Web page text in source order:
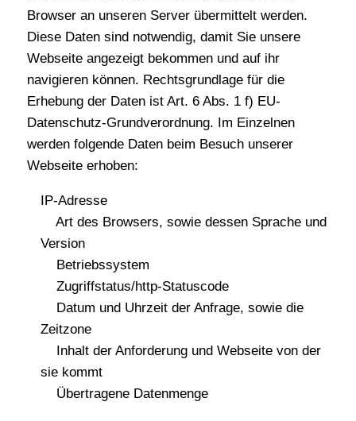
Browser an unseren Server übermittelt werden.
Diese Daten sind notwendig, damit Sie unsere
Webseite angezeigt bekommen und auf ihr
navigieren können. Rechtsgrundlage für die
Erhebung der Daten ist Art. 6 Abs. 1 f) EU-
Datenschutz-Grundverordnung. Im Einzelnen
werden folgende Daten beim Besuch unserer
Webseite erhoben:
IP-Adresse
Art des Browsers, sowie dessen Sprache und
Version
Betriebssystem
Zugriffstatus/http-Statuscode
Datum und Uhrzeit der Anfrage, sowie die
Zeitzone
Inhalt der Anforderung und Webseite von der
sie kommt
Übertragene Datenmenge